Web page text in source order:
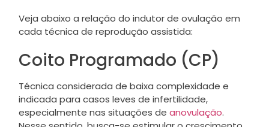
Veja abaixo a relação do indutor de ovulação em
cada técnica de reprodução assistida:
Coito Programado (CP)
Técnica considerada de baixa complexidade e
indicada para casos leves de infertilidade,
especialmente nas situações de anovulação.